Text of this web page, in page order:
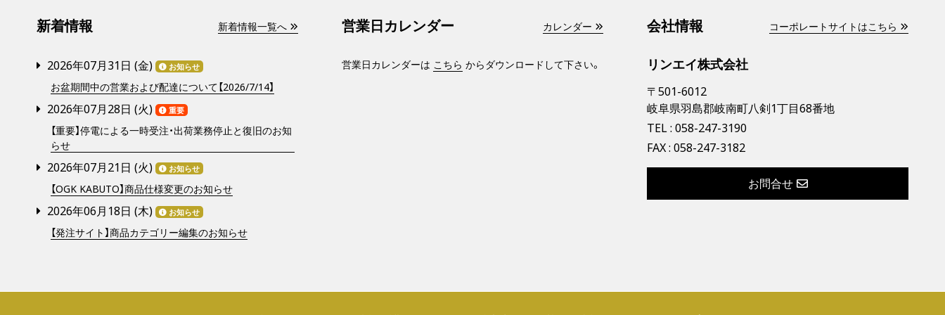
新着情報 新着情報一覧へ
2026年07月31日 (金) お知らせ
お盆期間中の営業および配達について【2026/7/14】
2026年07月28日 (火) 重要
【重要】停電による一時受注・出荷業務停止と復旧のお知
らせ
2026年07月21日 (火) お知らせ
【OGK KABUTO】商品仕様変更のお知らせ
2026年06月18日 (木) お知らせ
【発注サイト】商品カテゴリー編集のお知らせ
営業日カレンダー カレンダー
営業日カレンダーは こちら からダウンロードして下さい。
会社情報 コーポレートサイトはこちら
リンエイ株式会社
〒501-6012
岐阜県羽島郡岐南町八剣1丁目68番地
TEL : 058-247-3190
FAX : 058-247-3182
お問合せ